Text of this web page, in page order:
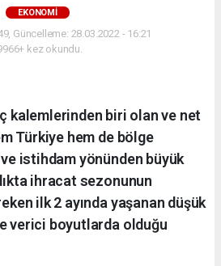
EKONOMİ
Güncelleme: 28.03.2022 - 16:21
kez okundu.
kalemlerinden biri olan ve net
Türkiye hem de bölge
istihdam yönünden büyük
ihracat sezonunun
ilk 2 ayında yaşanan düşük
verici boyutlarda olduğu